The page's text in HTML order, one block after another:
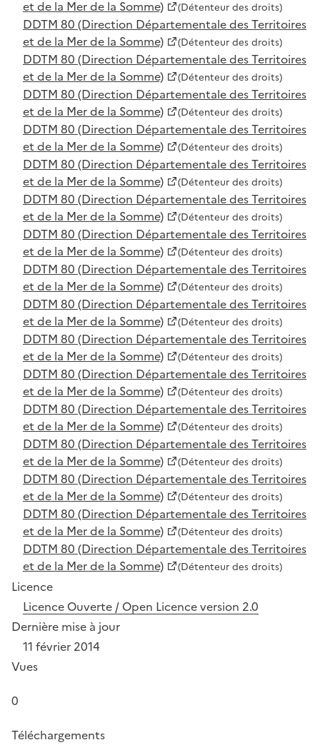
et de la Mer de la Somme) (Détenteur des droits)
DDTM 80 (Direction Départementale des Territoires
et de la Mer de la Somme)
(Détenteur des droits)
DDTM 80 (Direction Départementale des Territoires
et de la Mer de la Somme)
(Détenteur des droits)
DDTM 80 (Direction Départementale des Territoires
et de la Mer de la Somme)
(Détenteur des droits)
DDTM 80 (Direction Départementale des Territoires
et de la Mer de la Somme)
(Détenteur des droits)
DDTM 80 (Direction Départementale des Territoires
et de la Mer de la Somme)
(Détenteur des droits)
DDTM 80 (Direction Départementale des Territoires
et de la Mer de la Somme)
(Détenteur des droits)
DDTM 80 (Direction Départementale des Territoires
et de la Mer de la Somme)
(Détenteur des droits)
DDTM 80 (Direction Départementale des Territoires
et de la Mer de la Somme)
(Détenteur des droits)
DDTM 80 (Direction Départementale des Territoires
et de la Mer de la Somme)
(Détenteur des droits)
DDTM 80 (Direction Départementale des Territoires
et de la Mer de la Somme)
(Détenteur des droits)
DDTM 80 (Direction Départementale des Territoires
et de la Mer de la Somme)
(Détenteur des droits)
DDTM 80 (Direction Départementale des Territoires
et de la Mer de la Somme)
(Détenteur des droits)
DDTM 80 (Direction Départementale des Territoires
et de la Mer de la Somme)
(Détenteur des droits)
DDTM 80 (Direction Départementale des Territoires
et de la Mer de la Somme)
(Détenteur des droits)
DDTM 80 (Direction Départementale des Territoires
et de la Mer de la Somme)
(Détenteur des droits)
DDTM 80 (Direction Départementale des Territoires
et de la Mer de la Somme)
(Détenteur des droits)
Licence
Licence Ouverte / Open Licence version 2.0
Dernière mise à jour
11 février 2014
Vues
0
Téléchargements